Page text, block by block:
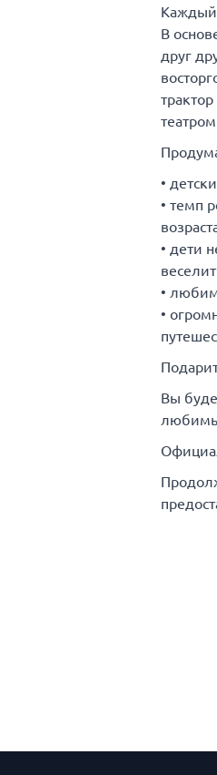
Каждый
В
друг
•
• темп
• дети
•
•
Вы